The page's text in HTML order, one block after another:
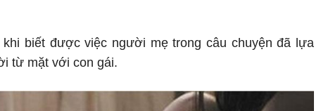
biết được việc người mẹ trong câu chuyện đã lựa
từ mặt với con gái.